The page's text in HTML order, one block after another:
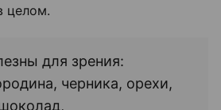
целом.
для зрения:
черника, орехи,